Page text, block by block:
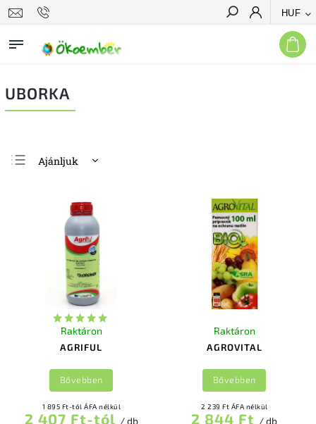
HUF
Keresés
UBORKA
Ajánljuk
Legdrágább
Legnépszerűbb
termékek
ABC szerint
AGRIFUL
Raktáron
1 895 Ft-tól ÁFA nélkül
2 407 Ft-tól / db
Bővebben
AGROVITAL
Raktáron
2 239 Ft ÁFA nélkül
2 844 Ft / db
Bővebben